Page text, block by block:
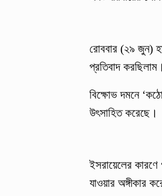
রোববার (২৯ জুন)
প্রতিবাদ
বিক্ষোভ দমনে
উৎসাহিত করেছে।
ইসরায়েলের
যাওয়ার অঙ্গীকার